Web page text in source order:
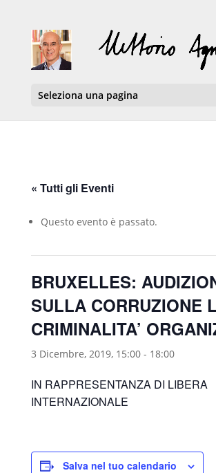
Seleziona una pagina
« Tutti gli Eventi
Questo evento è passato.
BRUXELLES:
SULLA CORRUZIONE
CRIMINALITA’
3 Dicembre, 2019, 15:00- 18:00
IN RAPPRESENTANZA DI LIBERA
INTERNAZIONALE
Salva nel tuo calendario